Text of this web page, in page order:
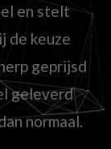
en stelt
de keuze
geprijsd
geleverd
normaal.